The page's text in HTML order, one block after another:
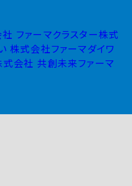
社 ファーマクラスター株式
株式会社ファーマダイワ
式会社 共創未来ファーマ